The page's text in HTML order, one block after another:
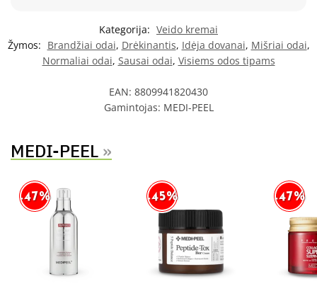
Kategorija: Veido kremai
Žymos: Brandžiai odai, Drėkinantis, Idėja dovanai, Mišriai odai,
Normaliai odai, Sausai odai, Visiems odos tipams
EAN: 8809941820430
Gamintojas: MEDI-PEEL
MEDI-PEEL »
-47% -45% -47%